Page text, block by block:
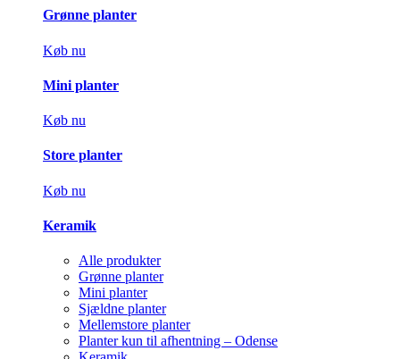
Grønne planter
Køb nu
Mini planter
Køb nu
Store planter
Køb nu
Keramik
Alle produkter
Grønne planter
Mini planter
Sjældne planter
Mellemstore planter
Planter kun til afhentning – Odense